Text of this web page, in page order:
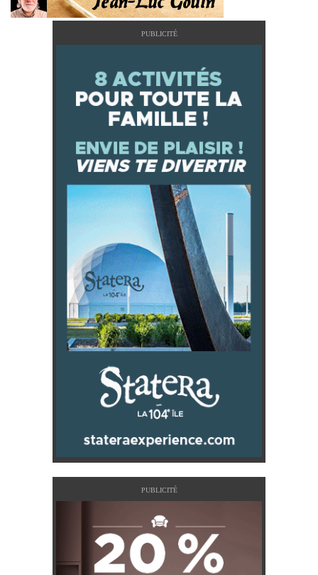
PUBLICITÉ
PUBLICITÉ